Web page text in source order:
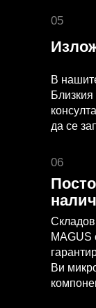
05
В
да се
06
MAGUS
Ви